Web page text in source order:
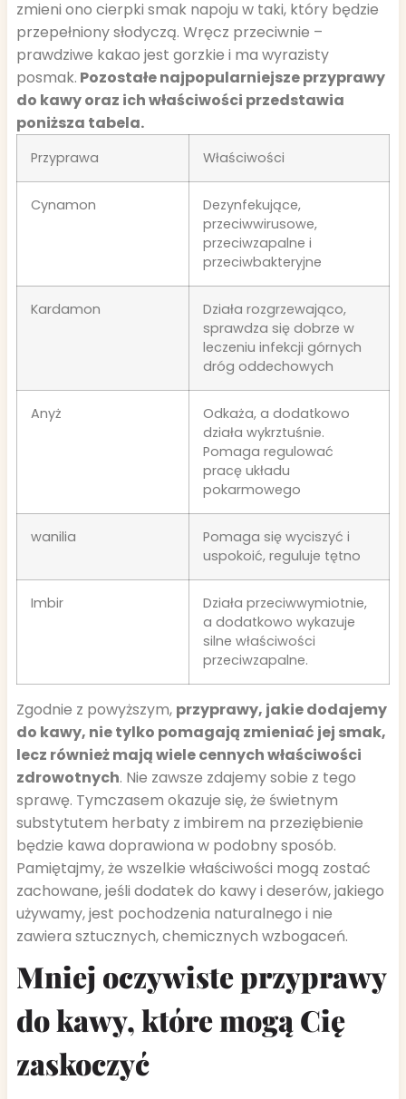
zmieni ono cierpki smak napoju w taki, który będzie
przepełniony słodyczą. Wręcz przeciwnie –
prawdziwe kakao jest gorzkie i ma wyrazisty
posmak. Pozostałe najpopularniejsze przyprawy
do kawy oraz ich właściwości przedstawia
poniższa tabela.
Przyprawa Właściwości
Cynamon
Dezynfekujące,
przeciwwirusowe,
przeciwzapalne i
przeciwbakteryjne
Kardamon
Działa rozgrzewająco,
sprawdza się dobrze w
leczeniu infekcji górnych
dróg oddechowych
Anyż
Odkaża, a dodatkowo
działa wykrztuśnie.
Pomaga regulować
pracę układu
pokarmowego
wanilia
Pomaga się wyciszyć i
uspokoić, reguluje tętno
Imbir
Działa przeciwwymiotnie,
a dodatkowo wykazuje
silne właściwości
przeciwzapalne.
Zgodnie z powyższym, przyprawy, jakie dodajemy
do kawy, nie tylko pomagają zmieniać jej smak,
lecz również mają wiele cennych właściwości
zdrowotnych. Nie zawsze zdajemy sobie z tego
sprawę. Tymczasem okazuje się, że świetnym
substytutem herbaty z imbirem na przeziębienie
będzie kawa doprawiona w podobny sposób.
Pamiętajmy, że wszelkie właściwości mogą zostać
zachowane, jeśli dodatek do kawy i deserów, jakiego
używamy, jest pochodzenia naturalnego i nie
zawiera sztucznych, chemicznych wzbogaceń.
Mniej oczywiste przyprawy
do kawy, które mogą Cię
zaskoczyć